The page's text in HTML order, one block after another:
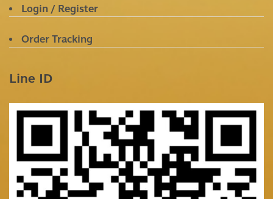
Login / Register
Order Tracking
Line ID